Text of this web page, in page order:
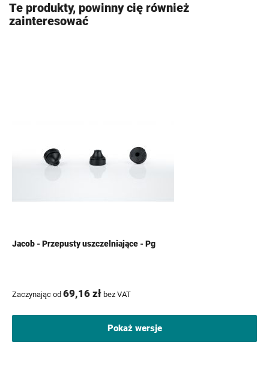
Te produkty, powinny cię również
zainteresować
Jacob - Przepusty uszczelniające - Pg
Zaczynając od 69,16 zł bez VAT
Pokaż wersje